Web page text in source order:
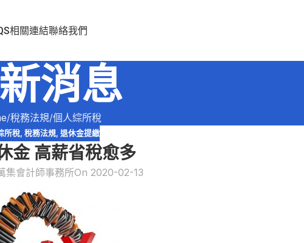
相關連結聯絡我們
消息
稅務法規 個人綜所稅
所稅, 稅務法規, 退休金提繳
金 高薪省稅愈多
集會計師事務所On 2020-02-13